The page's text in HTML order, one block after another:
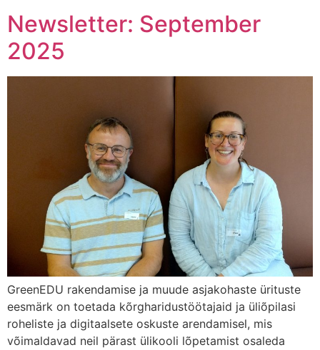
Newsletter: September
2025
GreenEDU rakendamise ja muude asjakohaste ürituste
eesmärk on toetada kõrgharidustöötajaid ja üliõpilasi
roheliste ja digitaalsete oskuste arendamisel, mis
võimaldavad neil pärast ülikooli lõpetamist osaleda